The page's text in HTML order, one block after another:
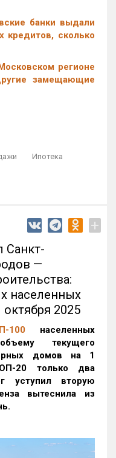
банки выдали
сколько
регионе
замещающие
Ипотека
+
Санкт-
—
населенных
2025
100 населенных
текущего
домов на 1
20 только два
уступил вторую
вытеснила из